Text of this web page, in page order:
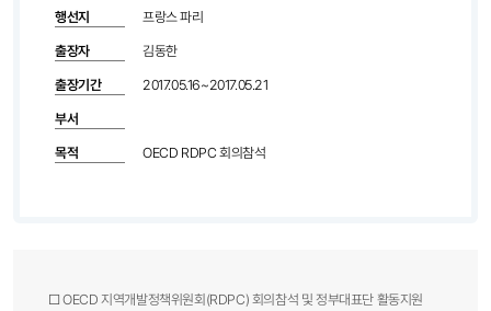
행선지 프랑스 파리
출장자 김동한
출장기간 2017.05.16~2017.05.21
부서
목적 OECD RDPC 회의참석
□ OECD 지역개발정책위원회(RDPC) 회의참석 및 정부대표단 활동지원